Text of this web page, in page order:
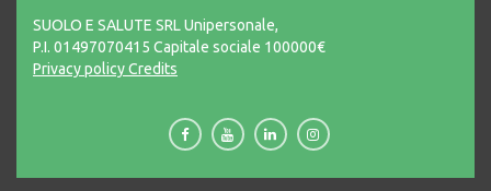
SUOLO E SALUTE SRL Unipersonale,
P.I. 01497070415 Capitale sociale 100000€
Privacy policyCredits